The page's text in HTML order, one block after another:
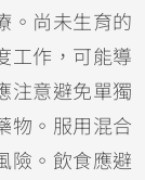
。尚未生育的
工作，可能導
注意避免單獨
物。服用混合
險。飲食應避